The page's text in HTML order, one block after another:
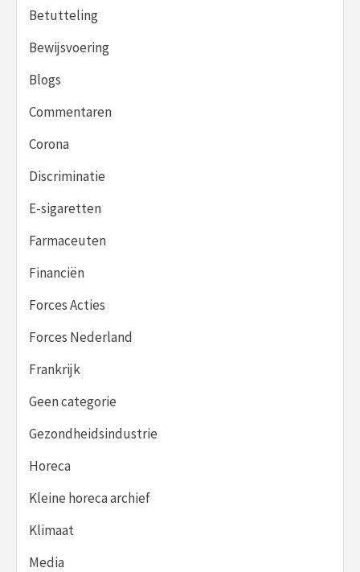
Betutteling
Bewijsvoering
Blogs
Commentaren
Corona
Discriminatie
E-sigaretten
Farmaceuten
Financiën
Forces Acties
Forces Nederland
Frankrijk
Geen categorie
Gezondheidsindustrie
Horeca
Kleine horeca archief
Klimaat
Media